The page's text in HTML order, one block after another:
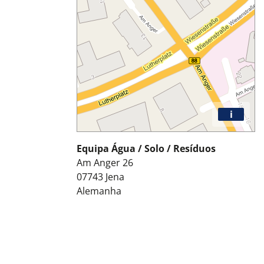
i
Equipa Água / Solo / Resíduos
Am Anger 26
07743 Jena
Alemanha